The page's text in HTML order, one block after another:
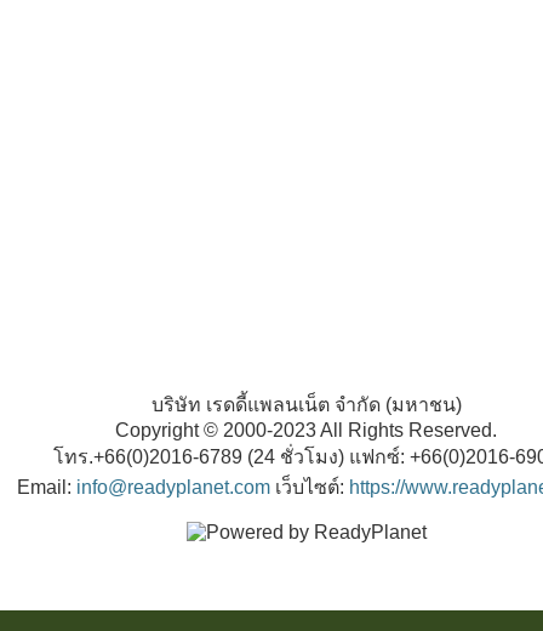
บริษัท เรดดี้แพลนเน็ต จำกัด (มหาชน)
Copyright © 2000-2023 All Rights Reserved.
โทร.+66(0)2016-6789 (24 ชั่วโมง) แฟกซ์: +66(0)2016-
Email: info@readyplanet.com เว็บไซต์: https://